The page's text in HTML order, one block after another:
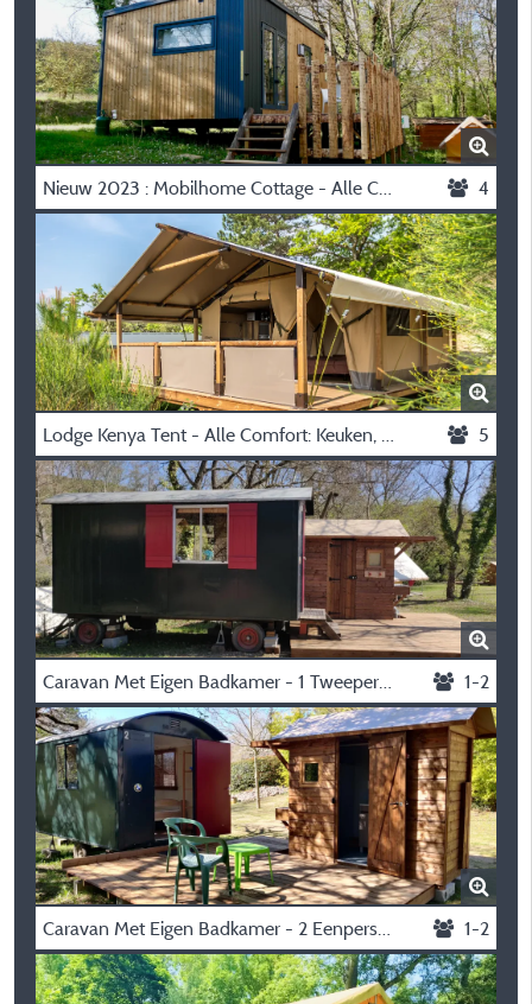
Nieuw 2023 : Mobilhome Cottage - Alle Comfort: Keuken, Toilet En Badkamer - 1 Slaapkamer 4
Lodge Kenya Tent - Alle Comfort: Keuken, Toilet En Badkamer - 2 Slaapkam 5
Caravan Met Eigen Badkamer - 1 Tweepersoonsbed - (2 Matrassen*90Cm) 1-2
Caravan Met Eigen Badkamer - 2 Eenpersoonsbedden - 1-2